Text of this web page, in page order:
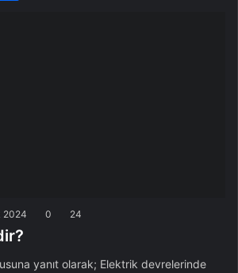
2024 0 24
yanıt olarak; Elektrik devrelerinde